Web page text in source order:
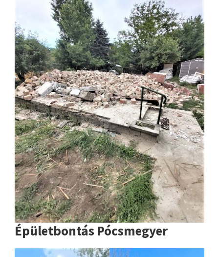
Épületbontás Pócsmegyer